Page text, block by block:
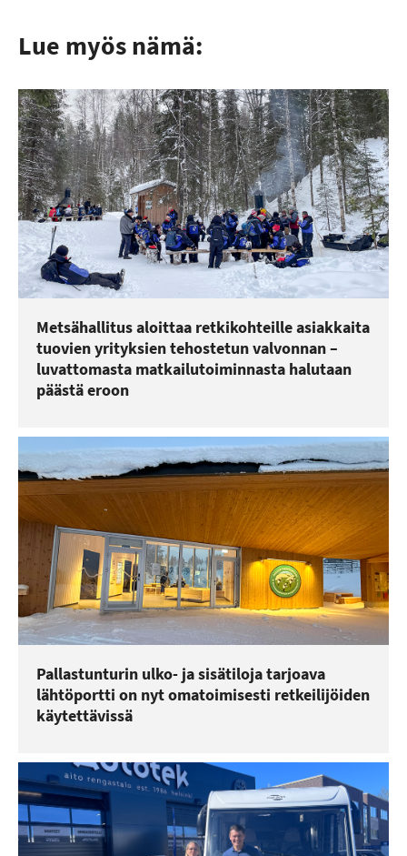
Lue myös nämä:
Metsähallitus aloittaa retkikohteille asiakkaita
tuovien yrityksien tehostetun valvonnan –
luvattomasta matkailutoiminnasta halutaan
päästä eroon
Pallastunturin ulko- ja sisätiloja tarjoava
lähtöportti on nyt omatoimisesti retkeilijöiden
käytettävissä